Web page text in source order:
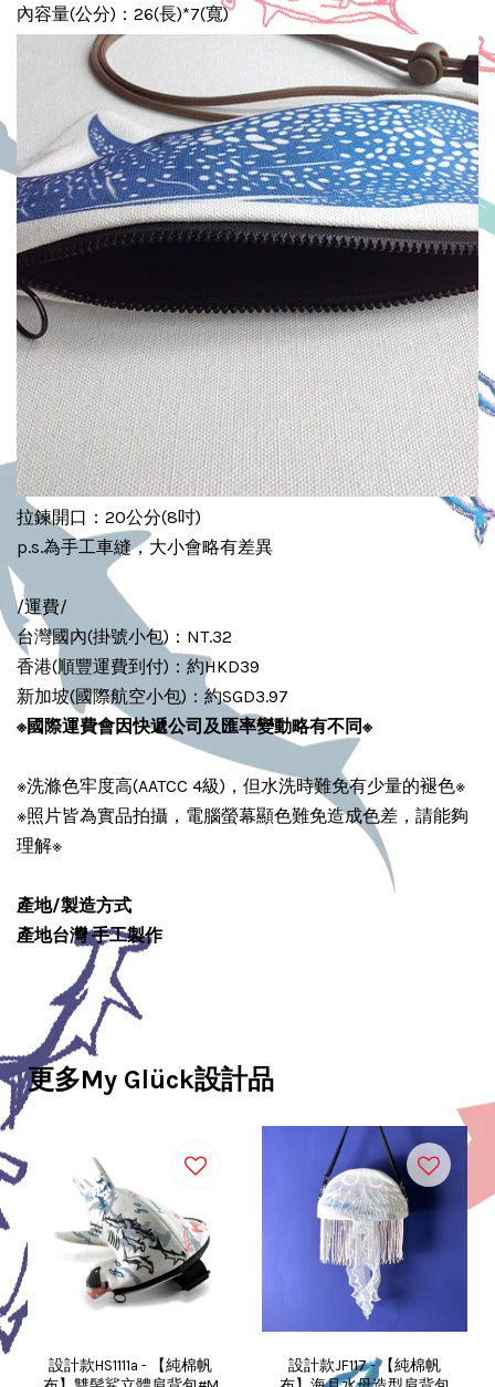
內容量(公分)：26(長)*7(寬)
拉鍊開口：20公分(8吋)
p.s.為手工車縫，大小會略有差異
/運費/
台灣國內(掛號小包)：NT.32
香港(順豐運費到付)：約HKD39
新加坡(國際航空小包)：約SGD3.97
※國際運費會因快遞公司及匯率變動略有不同※
※洗滌色牢度高(AATCC 4級)，但水洗時難免有少量的褪色※
※照片皆為實品拍攝，電腦螢幕顯色難免造成色差，請能夠
理解※
產地/製造方式
產地台灣 手工製作
更多My Glück設計品
設計款HS1111a - 【純棉帆
設計款JF117 - 【純棉帆